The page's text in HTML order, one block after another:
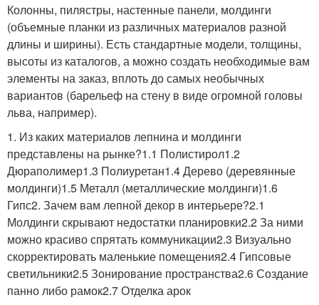
Колонны, пилястры, настенные панели, молдинги
(объемные планки из различных материалов разной
длины и ширины). Есть стандартные модели, толщины,
высоты из каталогов, а можно создать необходимые вам
элементы на заказ, вплоть до самых необычных
вариантов (барельеф на стену в виде огромной головы
льва, например).
1. Из каких материалов лепнина и молдинги
представлены на рынке?1.1 Полистирол1.2
Дюраполимер1.3 Полиуретан1.4 Дерево (деревянные
молдинги)1.5 Металл (металлические молдинги)1.6
Гипс2. Зачем вам лепной декор в интерьере?2.1
Молдинги скрывают недостатки планировки2.2 За ними
можно красиво спрятать коммуникации2.3 Визуально
скорректировать маленькие помещения2.4 Гипсовые
светильники2.5 Зонирование пространства2.6 Создание
панно либо рамок2.7 Отделка арок